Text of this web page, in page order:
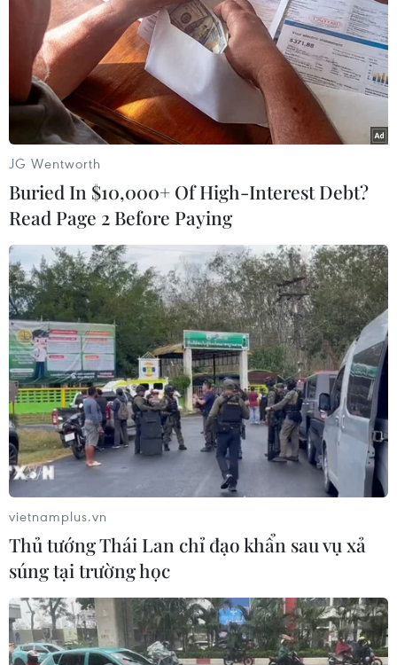
'Sụt lún nút giao cao tốc 34.000 tỷ không
phải là sự cố chất lượng'
05/11/2018 08:02
Tổng công ty Đầu tư phát triển đường cao tốc Việt Nam
khẳng định nút giao sụt lún trên cao tốc Đà Nẵng-
Quảng Ngãi không phải là sự cố chất lượng công trình.
JG Wentworth
Buried In $10,000+ Of High-Interest Debt?
Read Page 2 Before Paying
vietnamplus.vn
Thủ tướng Thái Lan chỉ đạo khẩn sau vụ xả
súng tại trường học